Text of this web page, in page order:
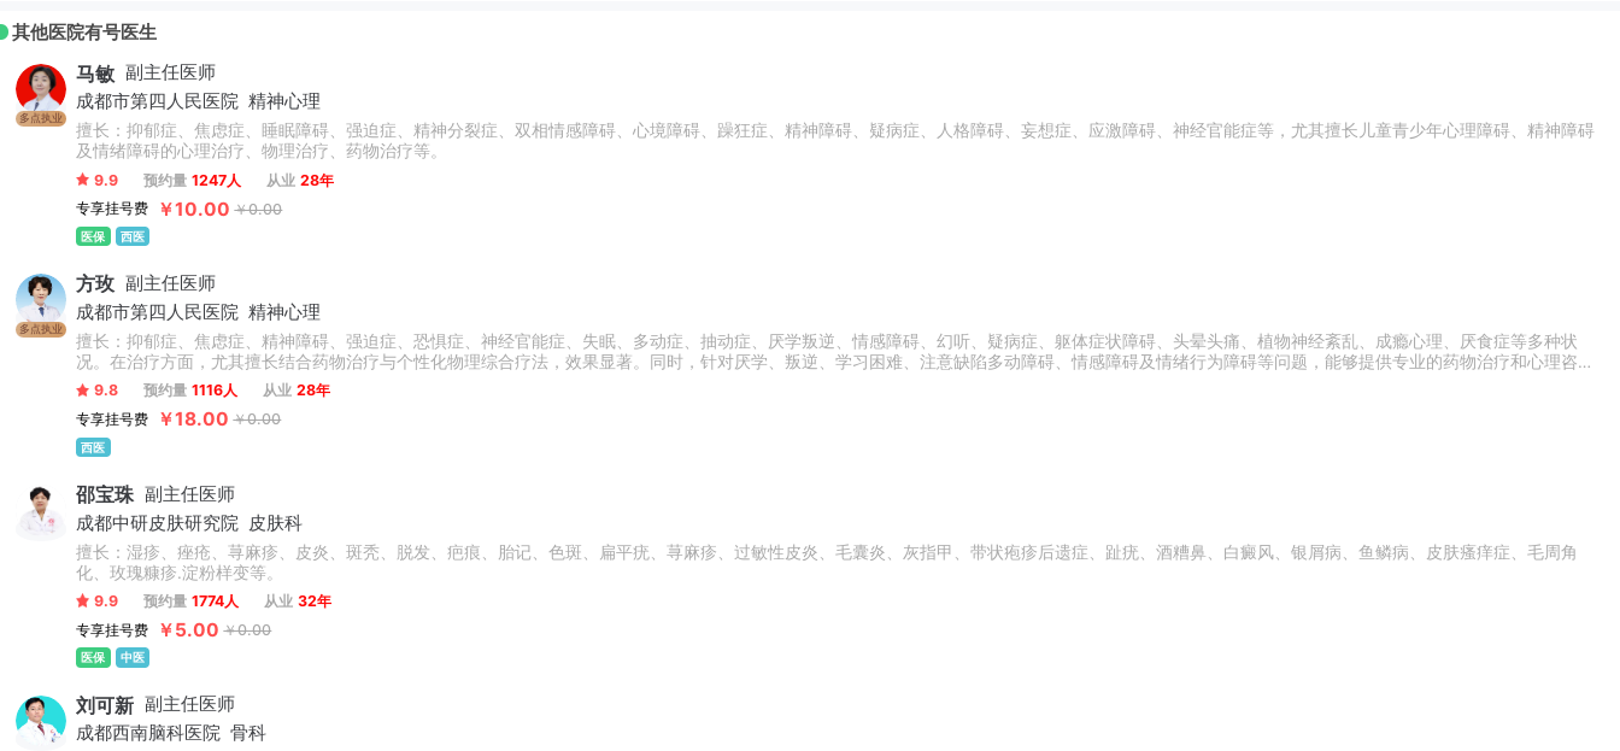
其他医院有号医生
多点执业
马敏 副主任医师
成都市第四人民医院 精神心理
擅长：抑郁症、焦虑症、睡眠障碍、强迫症、精神分裂症、双相情感障碍、心境障碍、躁狂症、精神障碍、疑病症、人格障碍、妄想症、应激障碍、神经官能症等，尤其擅长儿童青少年心理障碍、精神障碍
及情绪障碍的心理治疗、物理治疗、药物治疗等。
9.9 预约量 1247人 从业 28年
专享挂号费
￥10.00 ￥0.00
医保 西医
多点执业
方玫 副主任医师
成都市第四人民医院 精神心理
擅长：抑郁症、焦虑症、精神障碍、强迫症、恐惧症、神经官能症、失眠、多动症、抽动症、厌学叛逆、情感障碍、幻听、疑病症、躯体症状障碍、头晕头痛、植物神经紊乱、成瘾心理、厌食症等多种状
况。在治疗方面，尤其擅长结合药物治疗与个性化物理综合疗法，效果显著。同时，针对厌学、叛逆、学习困难、注意缺陷多动障碍、情感障碍及情绪行为障碍等问题，能够提供专业的药物治疗和心理咨询
服务。
9.8 预约量 1116人 从业 28年
专享挂号费
￥18.00 ￥0.00
西医
邵宝珠 副主任医师
成都中研皮肤研究院
皮肤科
擅长：湿疹、痤疮、荨麻疹、皮炎、斑秃、脱发、疤痕、胎记、色斑、扁平疣、荨麻疹、过敏性皮炎、毛囊炎、灰指甲、带状疱疹后遗症、趾疣、酒糟鼻、白癜风、银屑病、鱼鳞病、皮肤瘙痒症、毛周角
化、玫瑰糠疹.淀粉样变等。
9.9 预约量 1774人 从业 32年
专享挂号费
￥5.00 ￥0.00
医保 中医
刘可新 副主任医师
成都西南脑科医院 骨科